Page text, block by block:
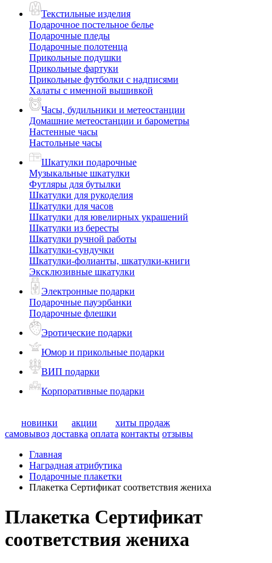
Текстильные изделия
Подарочное постельное белье
Подарочные пледы
Подарочные полотенца
Прикольные подушки
Прикольные фартуки
Прикольные футболки с надписями
Халаты с именной вышивкой
Часы, будильники и метеостанции
Домашние метеостанции и барометры
Настенные часы
Настольные часы
Шкатулки подарочные
Музыкальные шкатулки
Футляры для бутылки
Шкатулки для рукоделия
Шкатулки для часов
Шкатулки для ювелирных украшений
Шкатулки из бересты
Шкатулки ручной работы
Шкатулки-сундучки
Шкатулки-фолианты, шкатулки-книги
Эксклюзивные шкатулки
Электронные подарки
Подарочные пауэрбанки
Подарочные флешки
Эротические подарки
Юмор и прикольные подарки
ВИП подарки
Корпоративные подарки
новинки акции
хиты продаж
самовывоз доставка оплата контакты отзывы
Главная
Наградная атрибутика
Подарочные плакетки
Плакетка Сертификат соответствия жениха
Плакетка Сертификат
соответствия жениха